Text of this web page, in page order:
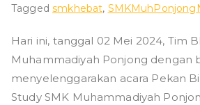
Taggedsmkhebat, SMKMuhPonjong
Hari ini, tanggal 02 Mei 2024, Tim
Muhammadiyah Ponjong dengan
menyelenggarakan acara Pekan
Study SMK Muhammadiyah